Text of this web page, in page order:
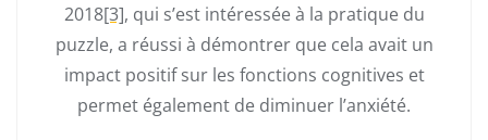
2018[3], qui s’est intéressée à la pratique du
puzzle, a réussi à démontrer que cela avait un
impact positif sur les fonctions cognitives et
permet également de diminuer l’anxiété.